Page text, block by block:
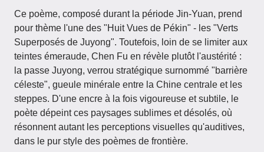
Ce poème, composé durant la période Jin-Yuan, prend
pour thème l'une des "Huit Vues de Pékin" - les "Verts
Superposés de Juyong". Toutefois, loin de se limiter aux
teintes émeraude, Chen Fu en révèle plutôt l'austérité :
la passe Juyong, verrou stratégique surnommé "barrière
céleste", gueule minérale entre la Chine centrale et les
steppes. D'une encre à la fois vigoureuse et subtile, le
poète dépeint ces paysages sublimes et désolés, où
résonnent autant les perceptions visuelles qu'auditives,
dans le pur style des poèmes de frontière.